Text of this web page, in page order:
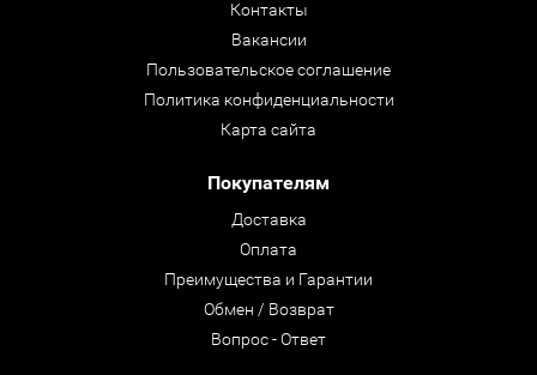
Контакты
Вакансии
Пользовательское соглашение
Политика конфиденциальности
Карта сайта
Покупателям
Доставка
Оплата
Преимущества и Гарантии
Обмен / Возврат
Вопрос - Ответ